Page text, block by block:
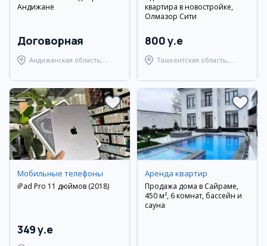
Андижане
Договорная
Андижанская область,
квартира в новостройке,
Олмазор Сити
800 y.e
Ташкентская область,
Мобильные телефоны
iPad Pro 11 дюймов (2018)
349 y.e
Аренда квартир
Продажа дома в Сайраме,
450 м², 6 комнат, бассейн и
сауна